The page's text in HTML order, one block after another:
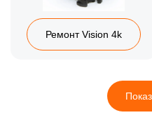
Ремонт Vision 4k